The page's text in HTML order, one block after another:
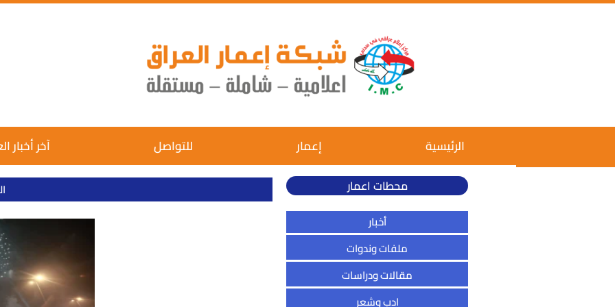
آخر أخبار للتواصل إعمار الرئيسية
محطات اعمار
أخبار
ملفات وندوات
مقالات ودراسات
ادب وشعر